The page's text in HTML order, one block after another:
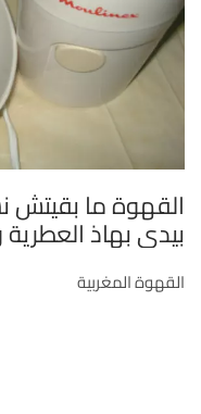
القهوة ما بقيتش
بيدي بهاذ العطرية
القهوة المغربية